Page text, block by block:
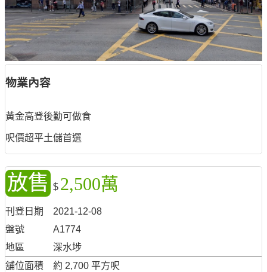
物業內容
黃金高登後勤可做食
呎價超平土儲首選
放售 $ 2,500萬
刊登日期
2021-12-08
盤號
A1774
地區
深水埗
舖位面積
約 2,700 平方呎